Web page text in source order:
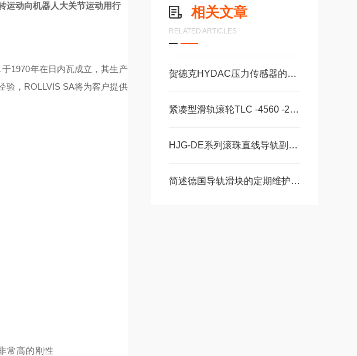
相关文章
RELATED ARTICLES
贺德克HYDAC压力传感器的维护保养方法分享
紧凑型滑轨滚轮TLC -4560 -2 -CD -W -28 -125 -2Z -B -NIC
HJG-DE系列滚珠直线导轨副HJG-DA15AA HJG-DA20AA HJG-DA20AAL
简述德国导轨滑块的定期维护保养方法
运动向机器人大关节运动用行
1970年在日内瓦成立，其生产
验，ROLLVIS SA将为客户提供
常高的刚性